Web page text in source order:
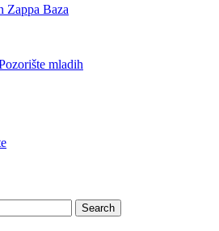
Zappa Baza
mladih